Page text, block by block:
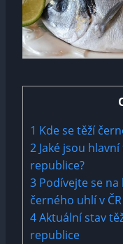
1 Kde se těží
2 Jaké jsou
republice?
3 Podívejte se
černého uhlí v ČR
4Aktuální stav
republice